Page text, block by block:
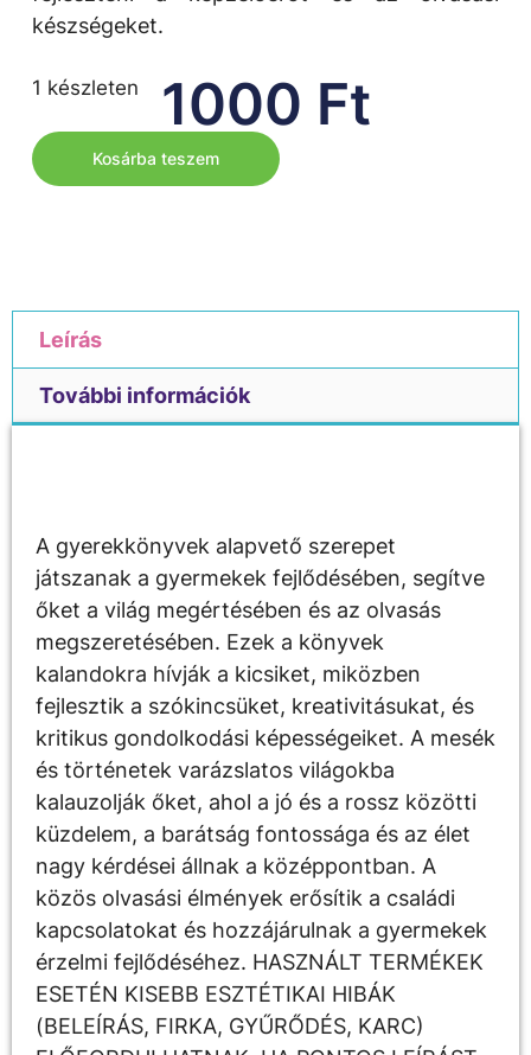
készségeket.
1000 Ft
1 készleten
Kosárba teszem
Leírás
További információk
A gyerekkönyvek alapvető szerepet
játszanak a gyermekek fejlődésében, segítve
őket a világ megértésében és az olvasás
megszeretésében. Ezek a könyvek
kalandokra hívják a kicsiket, miközben
fejlesztik a szókincsüket, kreativitásukat, és
kritikus gondolkodási képességeiket. A mesék
és történetek varázslatos világokba
kalauzolják őket, ahol a jó és a rossz közötti
küzdelem, a barátság fontossága és az élet
nagy kérdései állnak a középpontban. A
közös olvasási élmények erősítik a családi
kapcsolatokat és hozzájárulnak a gyermekek
érzelmi fejlődéséhez. HASZNÁLT TERMÉKEK
ESETÉN KISEBB ESZTÉTIKAI HIBÁK
(BELEÍRÁS, FIRKA, GYŰRŐDÉS, KARC)